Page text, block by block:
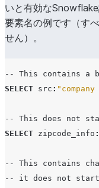
いと有効な
要素名の例です（す
せん）。
-- This contains a
SELECT src : "company
-- This does not
SELECT zipcode_info :
-- This contains
-- it does not